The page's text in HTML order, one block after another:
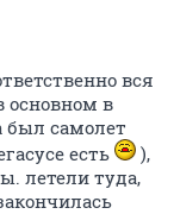
вся
основном в
был самолет
есть
),
летели туда,